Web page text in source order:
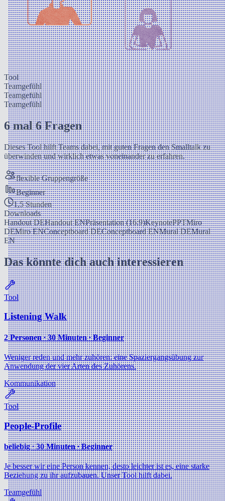
Tool
Teamgefühl
Teamgefühl
Teamgefühl
6 mal 6 Fragen
Dieses Tool hilft Teams dabei, mit guten Fragen den Smalltalk zu
überwinden und wirklich etwas voneinander zu erfahren.
flexible Gruppengröße
Beginner
1,5 Stunden
Downloads
Handout DEHandout ENPräsentation (16:9)KeynotePPTMiro
DEMiro ENConceptboard DEConceptboard ENMural DEMural
EN
Das könnte dich auch interessieren
Tool
Listening Walk
2 Personen ∙ 30 Minuten ∙ Beginner
Weniger reden und mehr zuhören: eine Spaziergangsübung zur
Anwendung der vier Arten des Zuhörens.
Kommunikation
Tool
People-Profile
beliebig ∙ 30 Minuten ∙ Beginner
Je besser wir eine Person kennen, desto leichter ist es, eine starke
Beziehung zu ihr aufzubauen. Unser Tool hilft dabei.
Teamgefühl